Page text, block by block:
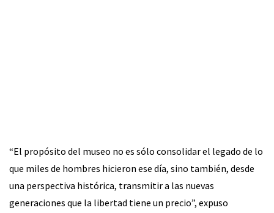
“El propósito del museo no es sólo consolidar el legado de lo
que miles de hombres hicieron ese día, sino también, desde
una perspectiva histórica, transmitir a las nuevas
generaciones que la libertad tiene un precio”, expuso